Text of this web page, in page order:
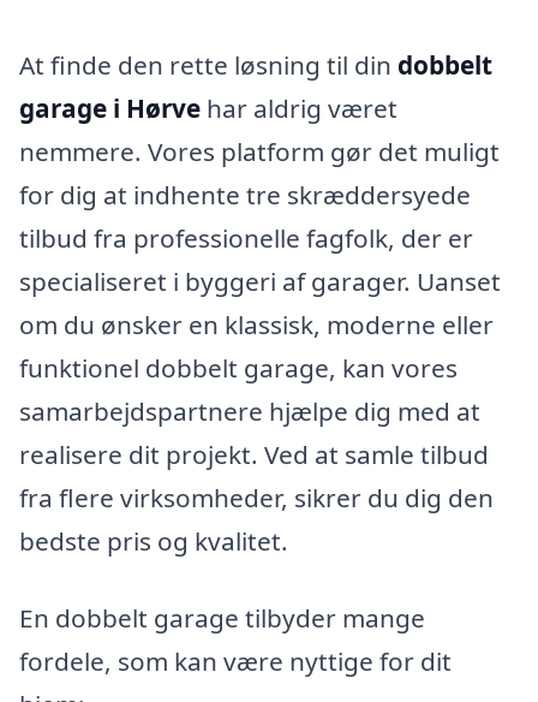
At finde den rette løsning til din dobbelt
garage i Hørve har aldrig været
nemmere. Vores platform gør det muligt
for dig at indhente tre skræddersyede
tilbud fra professionelle fagfolk, der er
specialiseret i byggeri af garager. Uanset
om du ønsker en klassisk, moderne eller
funktionel dobbelt garage, kan vores
samarbejdspartnere hjælpe dig med at
realisere dit projekt. Ved at samle tilbud
fra flere virksomheder, sikrer du dig den
bedste pris og kvalitet.
En dobbelt garage tilbyder mange
fordele, som kan være nyttige for dit